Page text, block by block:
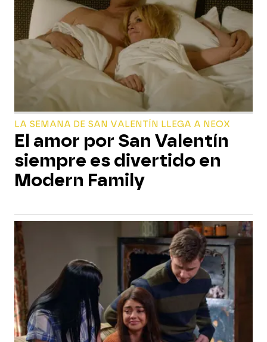
LA SEMANA DE SAN VALENTÍN LLEGA A NEOX
El amor por San Valentín
siempre es divertido en
Modern Family